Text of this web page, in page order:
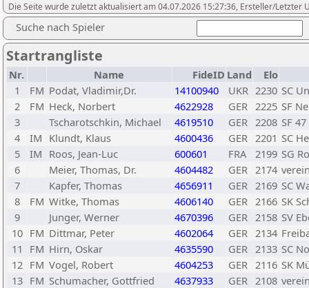
Die Seite wurde zuletzt aktualisiert am 04.07.2026 15:27:36, Ersteller/Letzter
Suche nach Spieler
Startrangliste
Nr. Name FideID Land
Elo
1
FM Podat, Vladimir,Dr. 14100940 UKR 2230 SC
2
FM Heck, Norbert 4622928 GER 2225 SF
3
Tscharotschkin, Michael 4619510 GER 2208 SF
4
IM Klundt, Klaus 4600436 GER 2201 SC
5
IM Roos, Jean-Luc 600601 FRA 2199 SG
6
Meier, Thomas, Dr. 4604482 GER 2174
7
Kapfer, Thomas 4656911 GER 2169 SC
8
FM Witke, Thomas 4606140 GER 2166 SK
9
Junger, Werner 4670396 GER 2158 SV
10 FM Dittmar, Peter 4602064 GER 2134
11
FM Hirn, Oskar 4635590 GER 2133 SC
12 FM Vogel, Robert 4604253 GER 2116 SK
13 FM Schumacher, Gottfried 4637933 GER 2108